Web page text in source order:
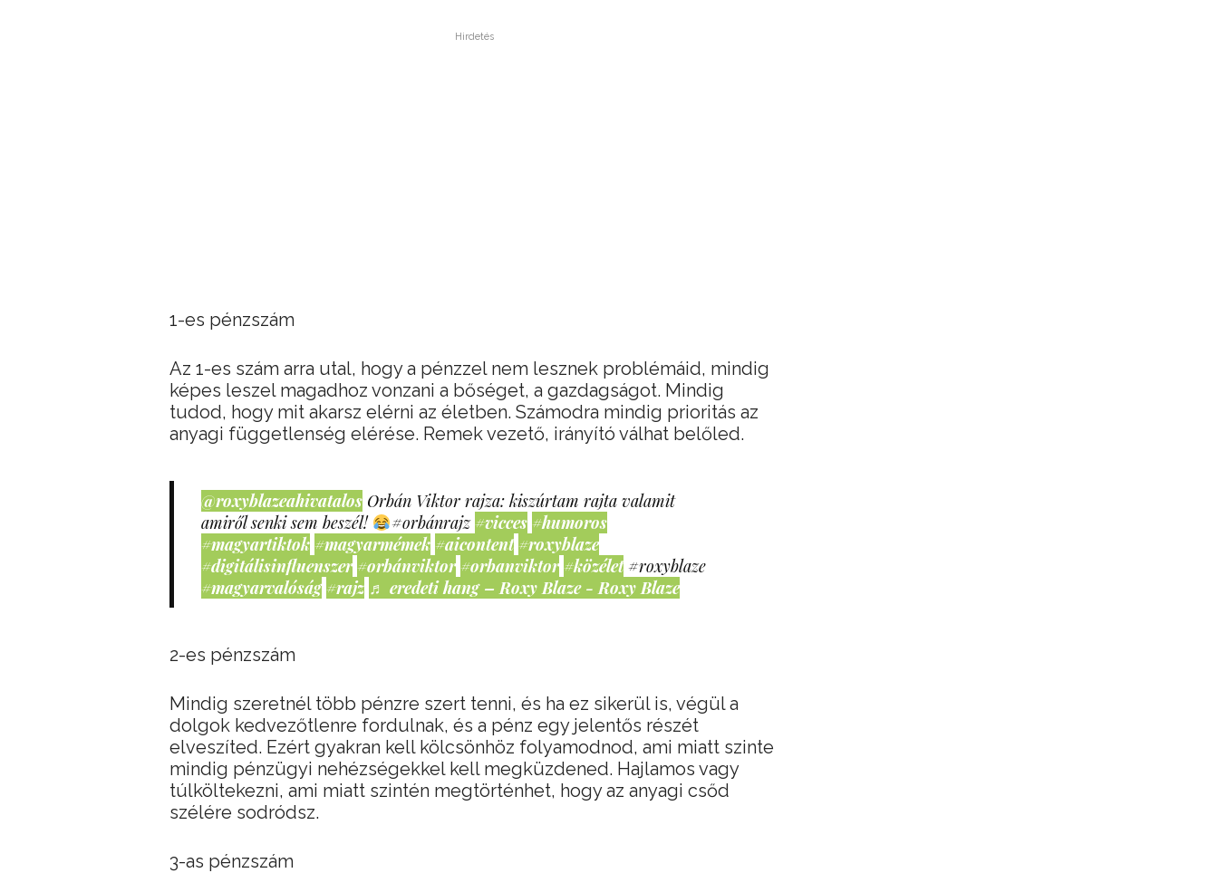
Hirdetés
1-es pénzszám
Az 1-es szám arra utal, hogy a pénzzel nem lesznek problémáid, mindig
képes leszel magadhoz vonzani a bőséget, a gazdagságot. Mindig
tudod, hogy mit akarsz elérni az életben. Számodra mindig prioritás az
anyagi függetlenség elérése. Remek vezető, irányító válhat belőled.
@roxyblazeahivatalos Orbán Viktor rajza: kiszúrtam rajta valamit
amiről senki sem beszél!
#orbánrajz #vicces #humoros
#magyartiktok #magyarmémek #aicontent #roxyblaze
#digitálisinfluenszer #orbánviktor #orbanviktor #közélet #roxyblaze
#magyarvalóság #rajz ♬ eredeti hang – Roxy Blaze - Roxy Blaze
2-es pénzszám
Mindig szeretnél több pénzre szert tenni, és ha ez sikerül is, végül a
dolgok kedvezőtlenre fordulnak, és a pénz egy jelentős részét
elveszíted. Ezért gyakran kell kölcsönhöz folyamodnod, ami miatt szinte
mindig pénzügyi nehézségekkel kell megküzdened. Hajlamos vagy
túlköltekezni, ami miatt szintén megtörténhet, hogy az anyagi csőd
szélére sodródsz.
3-as pénzszám